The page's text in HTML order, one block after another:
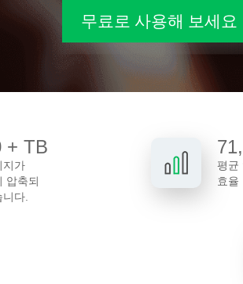
무료로 사용해 보세요
+ TB
지가
압축되
다.
평균
효율